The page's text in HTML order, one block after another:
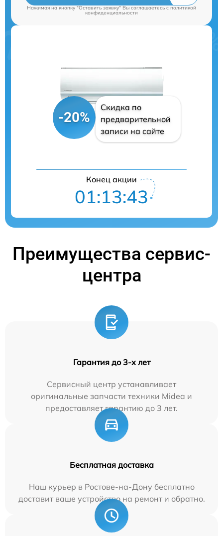
Нажимая на кнопку "Оставить заявку" Вы соглашаетесь cполитикой
конфиденциальности
-20%
Скидка по
предварительной
записи на сайте
Конец акции
01:13:42
Преимущества сервис-
центра
Гарантия до 3-х лет
Сервисный центр устанавливает
оригинальные запчасти техники Midea и
предоставляет гарантию до 3 лет.
Бесплатная доставка
Наш курьер в Ростове-на-Дону бесплатно
доставит ваше устройство на ремонт и обратно.